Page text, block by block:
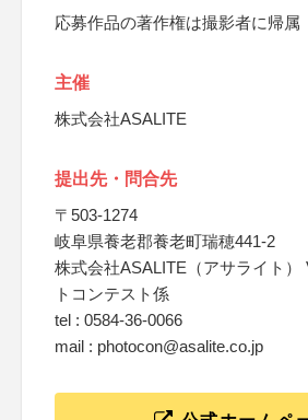
応募作品の著作権は撮影者に帰属
主催
株式会社ASALITE
提出先・問合先
〒503-1274
岐阜県養老郡養老町瑞穂441-2
株式会社ASALITE（アサライト）
トコンテスト係
tel : 0584-36-0066
mail : photocon@asalite.co.jp